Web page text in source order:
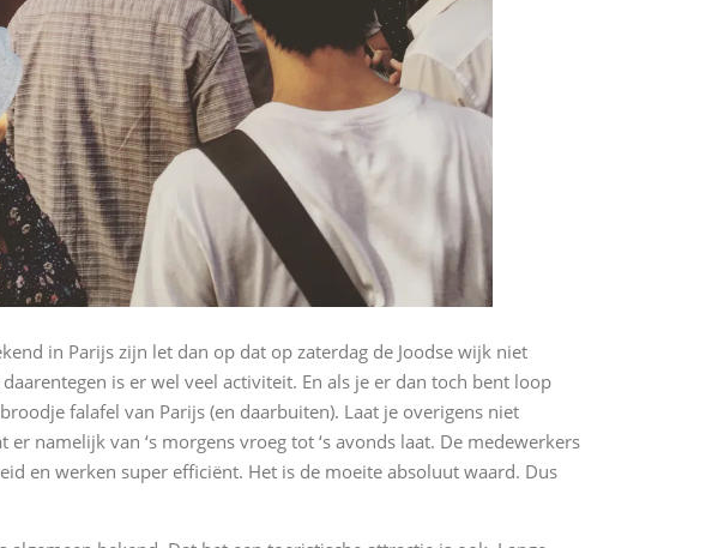
in Parijs zijn let dan op dat op zaterdag de Joodse wijk niet
is er wel veel activiteit. En als je er dan toch bent loop
falafel van Parijs (en daarbuiten). Laat je overigens niet
namelijk van ‘s morgens vroeg tot ‘s avonds laat. De medewerkers
en werken super efficiënt. Het is de moeite absoluut waard. Dus